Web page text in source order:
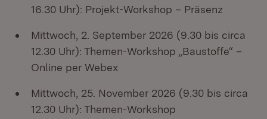
16.30 Uhr): Projekt-Workshop – Präsenz
Mittwoch, 2. September 2026 (9.30 bis circa
12.30 Uhr): Themen-Workshop „Baustoffe“ –
Online per Webex
Mittwoch, 25. November 2026 (9.30 bis circa
12.30 Uhr): Themen-Workshop